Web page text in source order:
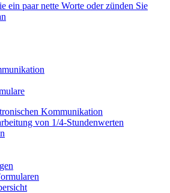
ein paar nette Worte oder zünden Sie
Kommunikation
von 1/4-Stundenwerten